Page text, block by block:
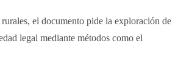
el documento pide la exploración de
legal mediante métodos como el